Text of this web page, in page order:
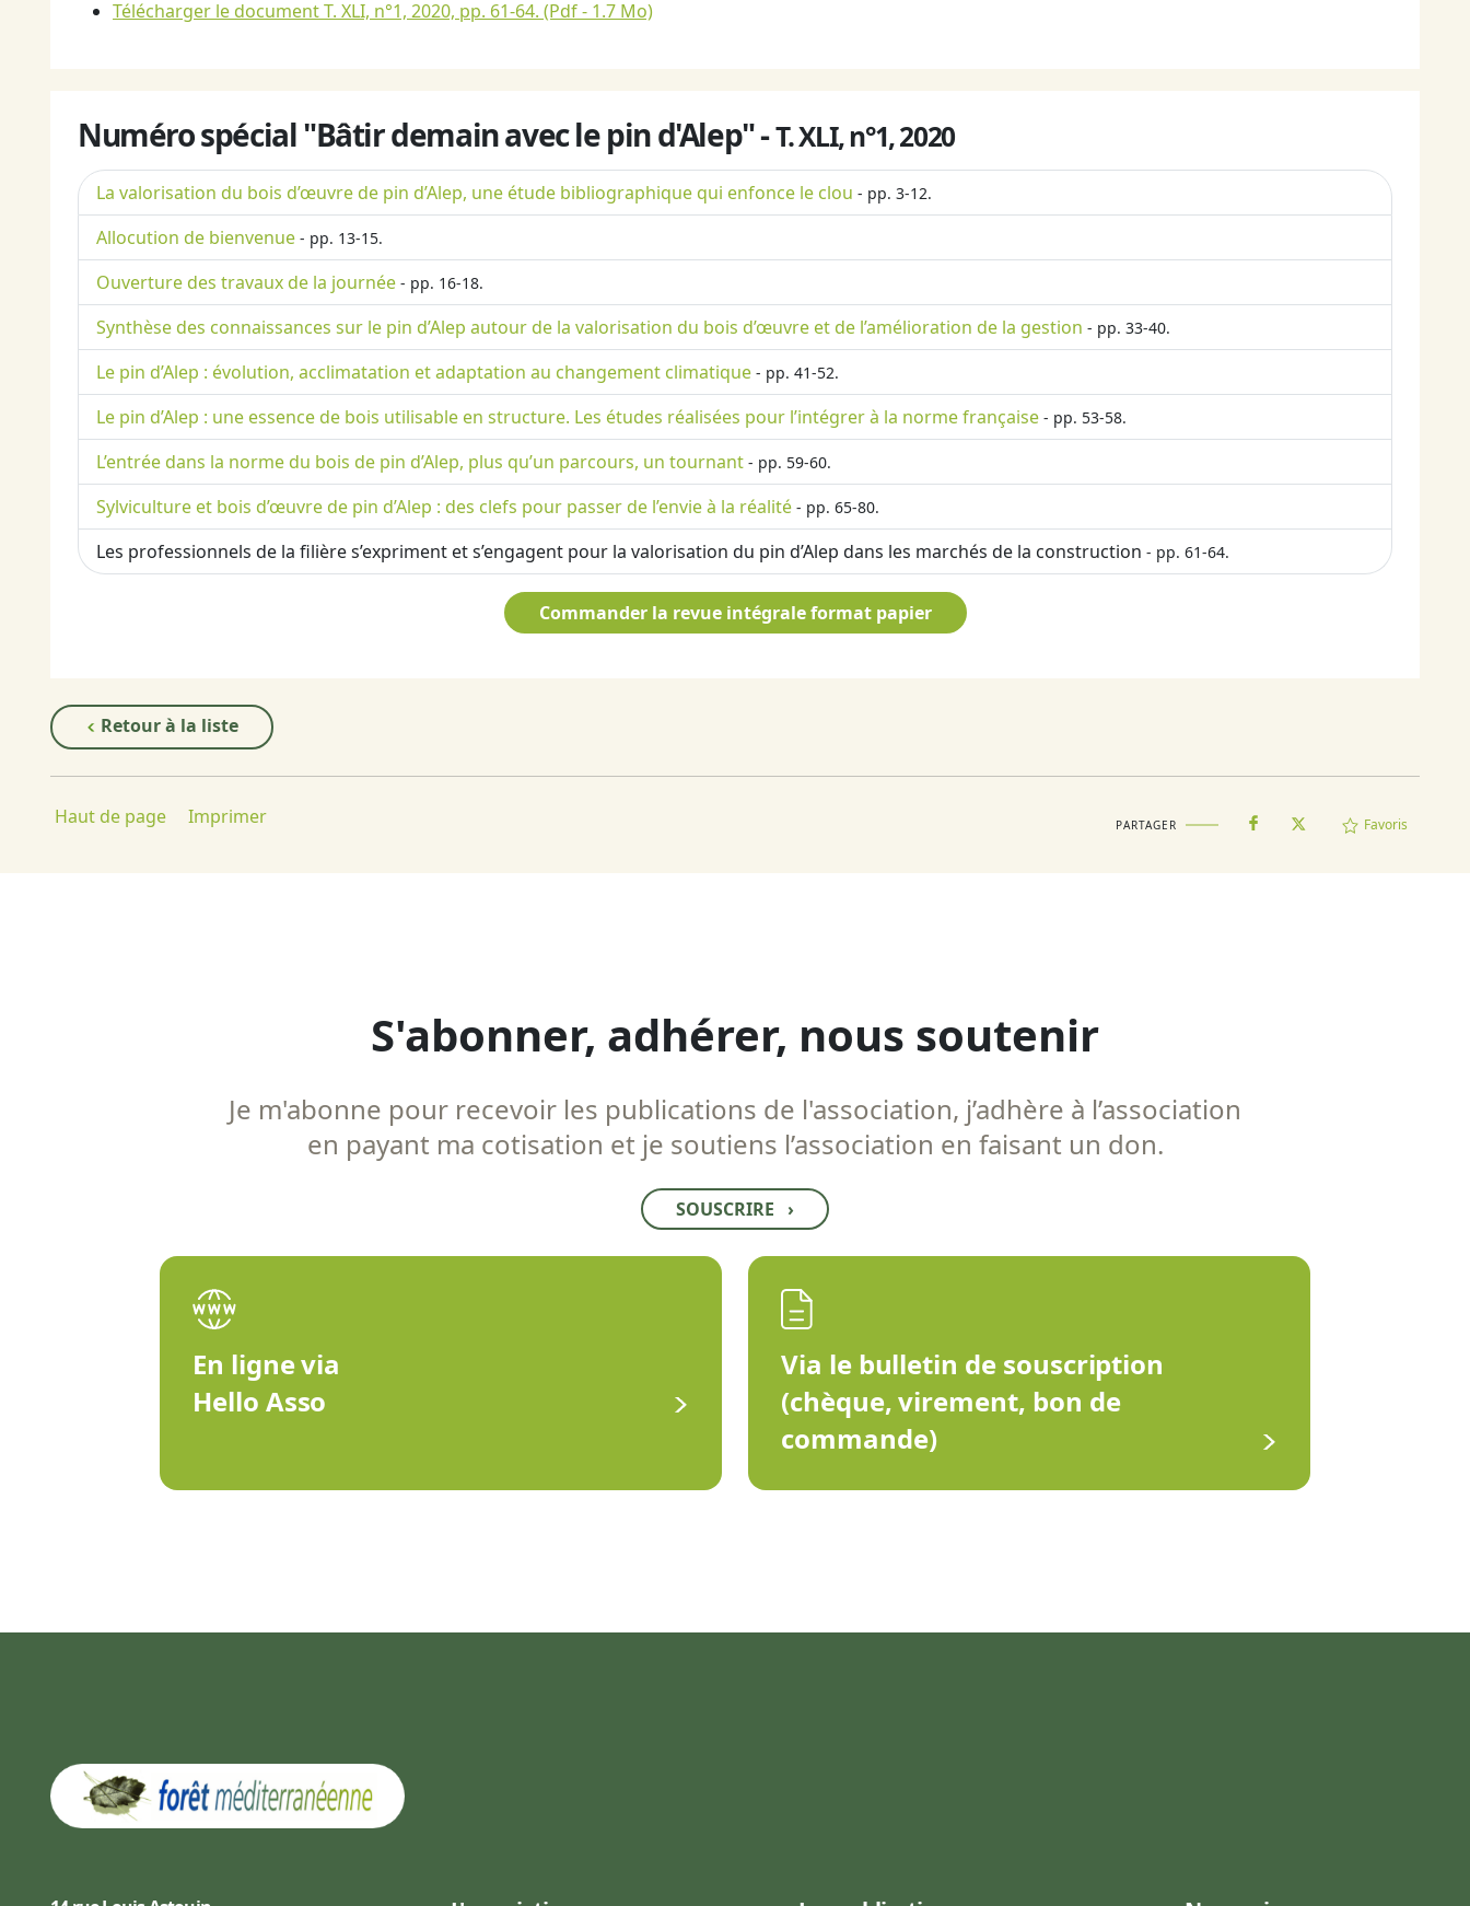
Télécharger le document T. XLI, n°1, 2020, pp. 61-64. (Pdf - 1.7 Mo)
Numéro spécial "Bâtir demain avec le pin d'Alep" -T. XLI, n°1, 2020
La valorisation du bois d’œuvre de pin d’Alep, une étude bibliographique qui enfonce le clou - pp. 3-12.
Allocution de bienvenue - pp. 13-15.
Ouverture des travaux de la journée - pp. 16-18.
Synthèse des connaissances sur le pin d’Alep autour de la valorisation du bois d’œuvre et de l’amélioration de la gestion - pp. 33-40.
Le pin d’Alep : évolution, acclimatation et adaptation au changement climatique - pp. 41-52.
Le pin d’Alep : une essence de bois utilisable en structure. Les études réalisées pour l’intégrer à la norme française - pp. 53-58.
L’entrée dans la norme du bois de pin d’Alep, plus qu’un parcours, un tournant - pp. 59-60.
Sylviculture et bois d’œuvre de pin d’Alep : des clefs pour passer de l’envie à la réalité - pp. 65-80.
Les professionnels de la filière s’expriment et s’engagent pour la valorisation du pin d’Alep dans les marchés de la construction - pp. 61-64.
Commander la revue intégrale format papier
Retour à la liste
Haut de page Imprimer PARTAGER Favoris
S'abonner, adhérer, nous soutenir
Je m'abonne pour recevoir les publications de l'association, j’adhère à l’association
en payant ma cotisation et je soutiens l’association en faisant un don.
SOUSCRIRE ›
En ligne via
Hello Asso
Via le bulletin de souscription
(chèque, virement, bon de
commande)